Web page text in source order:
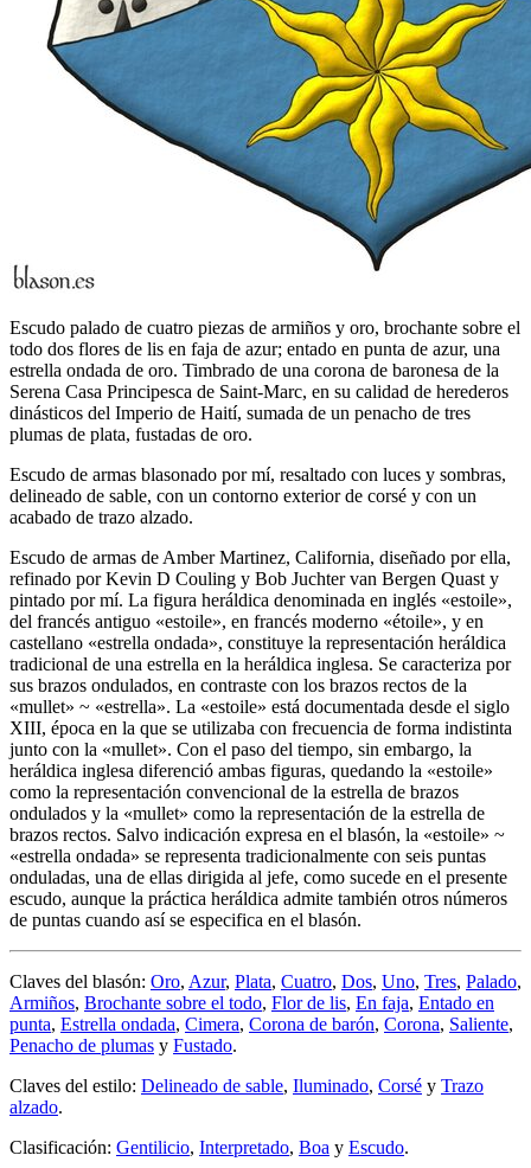
Escudo palado de cuatro piezas de armiños y oro, brochante sobre el
todo dos flores de lis en faja de azur; entado en punta de azur, una
estrella ondada de oro. Timbrado de una corona de baronesa de la
Serena Casa Principesca de Saint-Marc, en su calidad de herederos
dinásticos del Imperio de Haití, sumada de un penacho de tres
plumas de plata, fustadas de oro.
Escudo de armas blasonado por mí, resaltado con luces y sombras,
delineado de sable, con un contorno exterior de corsé y con un
acabado de trazo alzado.
Escudo de armas de Amber Martinez, California, diseñado por ella,
refinado por Kevin D Couling y Bob Juchter van Bergen Quast y
pintado por mí. La figura heráldica denominada en inglés «estoile»,
del francés antiguo «estoile», en francés moderno «étoile», y en
castellano «estrella ondada», constituye la representación heráldica
tradicional de una estrella en la heráldica inglesa. Se caracteriza por
sus brazos ondulados, en contraste con los brazos rectos de la
«mullet» ~ «estrella». La «estoile» está documentada desde el siglo
XIII, época en la que se utilizaba con frecuencia de forma indistinta
junto con la «mullet». Con el paso del tiempo, sin embargo, la
heráldica inglesa diferenció ambas figuras, quedando la «estoile»
como la representación convencional de la estrella de brazos
ondulados y la «mullet» como la representación de la estrella de
brazos rectos. Salvo indicación expresa en el blasón, la «estoile» ~
«estrella ondada» se representa tradicionalmente con seis puntas
onduladas, una de ellas dirigida al jefe, como sucede en el presente
escudo, aunque la práctica heráldica admite también otros números
de puntas cuando así se especifica en el blasón.
Claves del blasón: Oro, Azur, Plata, Cuatro, Dos, Uno, Tres, Palado,
Armiños, Brochante sobre el todo, Flor de lis, En faja, Entado en
punta, Estrella ondada, Cimera, Corona de barón, Corona, Saliente,
Penacho de plumas y Fustado.
Claves del estilo: Delineado de sable, Iluminado, Corsé y Trazo
alzado.
Clasificación: Gentilicio, Interpretado, Boa y Escudo.